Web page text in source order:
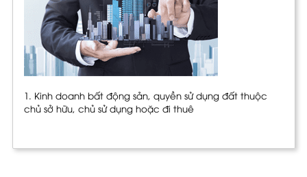
1. Kinh doanh bất động sản, quyền sử dụng đất thuộc
chủ sở hữu, chủ sử dụng hoặc đi thuê